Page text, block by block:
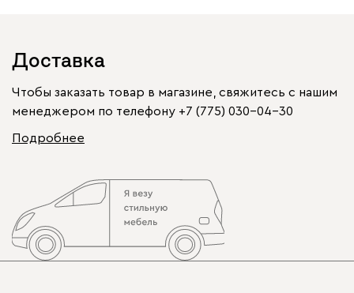
Доставка
Чтобы заказать товар в магазине, свяжитесь с нашим
менеджером по телефону +7 (775) 030-04-30
Подробнее